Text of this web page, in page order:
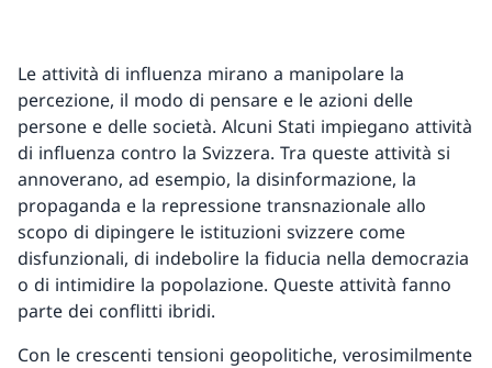
Le attività di influenza mirano a manipolare la
percezione, il modo di pensare e le azioni delle
persone e delle società. Alcuni Stati impiegano attività
di influenza contro la Svizzera. Tra queste attività si
annoverano, ad esempio, la disinformazione, la
propaganda e la repressione transnazionale allo
scopo di dipingere le istituzioni svizzere come
disfunzionali, di indebolire la fiducia nella democrazia
o di intimidire la popolazione. Queste attività fanno
parte dei conflitti ibridi.
Con le crescenti tensioni geopolitiche, verosimilmente